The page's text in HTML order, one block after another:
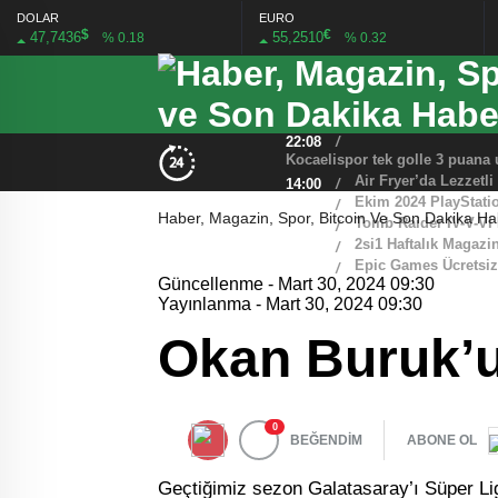
DOLAR
47,7436$ % 0.18
EURO
55,2510€ % 0.32
22:08 /
İstanbul
00:42
/
MAÇ ÖZETİ İZLE:
22:15
/
Uzay ve havacılık
22:16
/
Galatasaray’da
22:08
/
14:00
/
Air Fryer’da
/
Ekim 2024
12:00
/
Tomb Raider IV-V-
/
2si1 Haftalık
/ Epic Games
Haber, Magazin, Spor, Bitcoin Ve Son Dakika
Güncellenme - Mart 30, 2024 09:30
Yayınlanma - Mart 30, 2024 09:30
Okan
0
BEĞENDİM ABONE OL
Geçtiğimiz sezon Galatasaray’ı Süper